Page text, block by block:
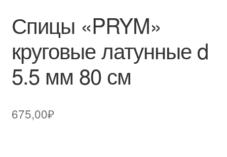
Спицы «PRYM»
круговые латунные d
5.5 мм 80 см
675,00₽